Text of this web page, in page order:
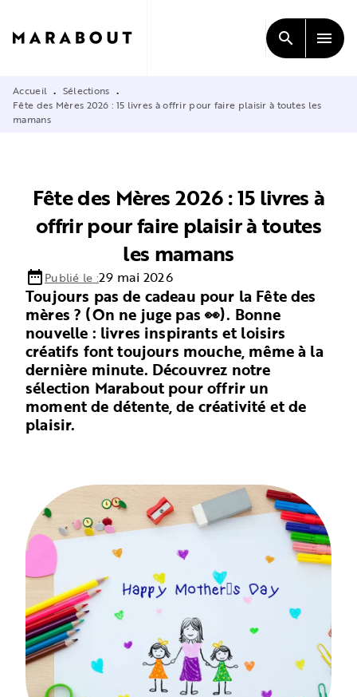
CONTENU
search menu
Accueil • Sélections •
Fête des Mères 2026 : 15 livres à offrir pour faire plaisir à toutes les
mamans
Fête des Mères 2026 : 15 livres à
offrir pour faire plaisir à toutes
les mamans
date_rangePublié le :29 mai 2026
Toujours pas de cadeau pour la Fête des
mères ? (On ne juge pas 👀). Bonne
nouvelle : livres inspirants et loisirs
créatifs font toujours mouche, même à la
dernière minute. Découvrez notre
sélection Marabout pour offrir un
moment de détente, de créativité et de
plaisir.